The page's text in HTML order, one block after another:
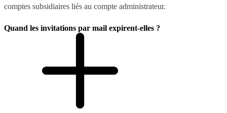
comptes subsidiaires liés au compte administrateur.
Quand les invitations par mail expirent-elles ?